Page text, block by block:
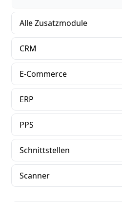
Alle Zusatzmodule
CRM
E-Commerce
ERP
PPS
Schnittstellen
Scanner